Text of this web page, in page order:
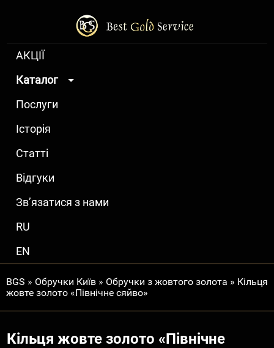
АКЦІЇ
Каталог
Послуги
Історія
Статті
Відгуки
Зв’язатися з нами
RU
EN
BGS » Обручки Київ » Обручки з жовтого золота » Кільця
жовте золото «Північне сяйво»
Кільця жовте золото «Північне